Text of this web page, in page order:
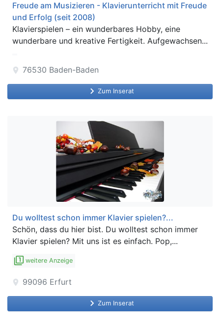
Freude am Musizieren - Klavierunterricht mit Freude
und Erfolg (seit 2008)
Klavierspielen – ein wunderbares Hobby, eine
wunderbare und kreative Fertigkeit. Aufgewachsen...
location_on 76530 Baden-Baden
keyboard_arrow_right Zum Inserat
Du wolltest schon immer Klavier spielen?...
Schön, dass du hier bist. Du wolltest schon immer
Klavier spielen? Mit uns ist es einfach. Pop,...
filter_1 weitere Anzeige
location_on 99096 Erfurt
keyboard_arrow_right Zum Inserat